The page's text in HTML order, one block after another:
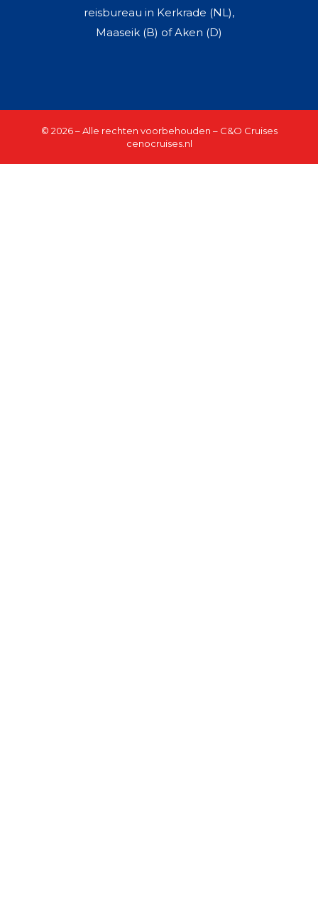
reisbureau in Kerkrade (NL),
Maaseik (B) of Aken (D)
© 2026 – Alle rechten voorbehouden – C&O Cruises
cenocruises.nl